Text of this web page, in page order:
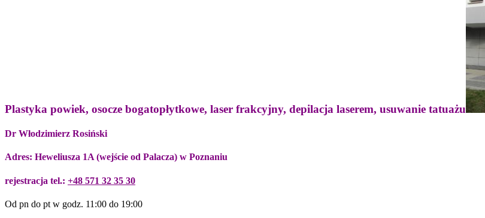
Plastyka powiek, osocze bogatopłytkowe, laser frakcyjny, depilacja laserem, usuwanie tatuażu
Dr Włodzimierz Rosiński
Adres: Heweliusza 1A (wejście od Palacza) w Poznaniu
rejestracja tel.: +48 571 32 35 30
Od pn do pt w godz. 11:00 do 19:00